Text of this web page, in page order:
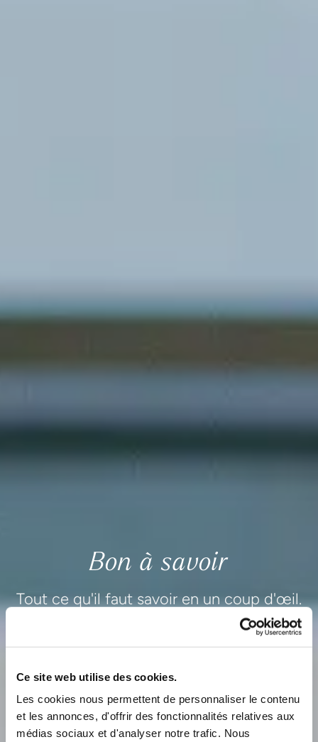
Bon à savoir
Tout ce qu'il faut savoir en un coup d'œil.
En savoir plus